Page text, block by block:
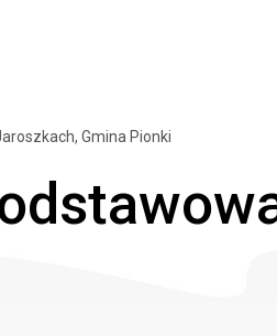
Gmina Pionki